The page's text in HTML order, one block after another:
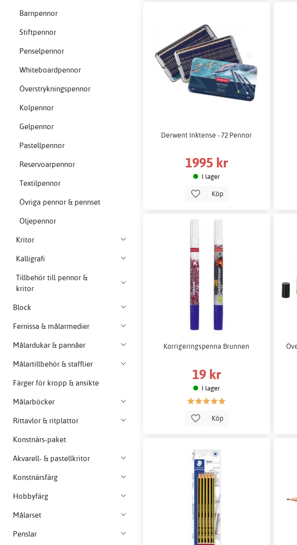
Barnpennor
Stiftpennor
Penselpennor
Whiteboardpennor
Överstrykningspennor
Kolpennor
Gelpennor
Pastellpennor
Reservoarpennor
Textilpennor
Övriga pennor & pennset
Oljepennor
Kritor
Kalligrafi
Tillbehör till pennor &
kritor
Block
Fernissa & målarmedier
Målardukar & pannåer
Målartillbehör & stafflier
Färger för kropp & ansikte
Målarböcker
Rittavlor & ritplattor
Konstnärs-paket
Akvarell- & pastellkritor
Konstnärsfärg
Hobbyfärg
Målarset
Penslar
Derwent Inktense - 72 Pennor
1995 kr
I lager
Köp
Korrigeringspenna Brunnen
19 kr
I lager
Köp